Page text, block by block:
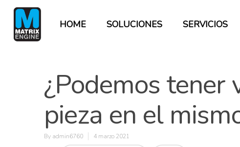
HOME SOLUCIONES SERVICIOS
¿Podemos tener
pieza en el
By admin6760 4 marzo 2021